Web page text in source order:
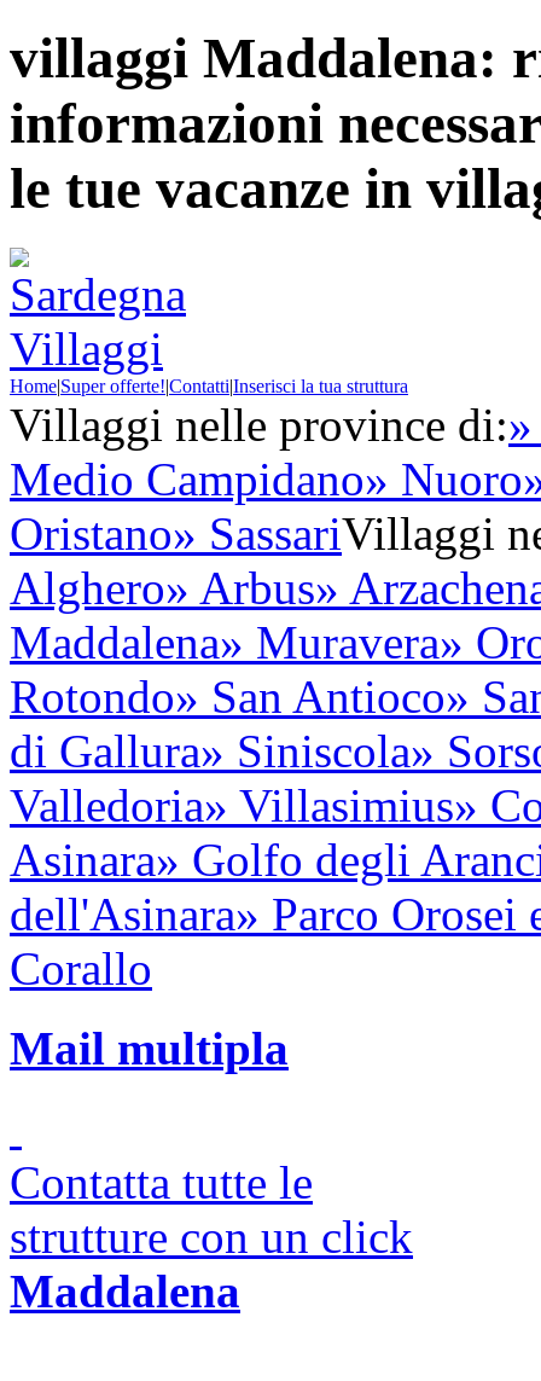
villaggi Maddalena:
informazioni
le tue vacanze in
Home|Super offerte!|Contatti|Inserisci la tua struttura
Villaggi nelle province di:
Medio Campidano» Nuoro
Oristano» SassariVillaggi
Alghero» Arbus»
Maddalena» Muravera»
Rotondo» San Antioco»
di Gallura» Siniscola»
Valledoria» Villasimius»
Asinara» Golfo degli
dell'Asinara» Parco Orosei
Corallo
Mail multipla
Contatta tutte le
strutture con un click
Maddalena